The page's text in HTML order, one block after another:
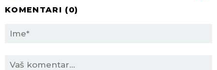
KOMENTARI (0)